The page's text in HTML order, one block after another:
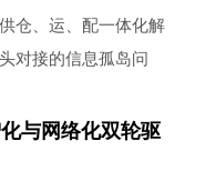
仓、运、配一体化解
对接的信息孤岛问
与网络化双轮驱